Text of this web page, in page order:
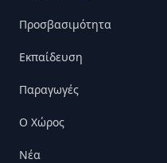
Προσβασιμότητα
Εκπαίδευση
Παραγωγές
Ο Χώρος
Nέα